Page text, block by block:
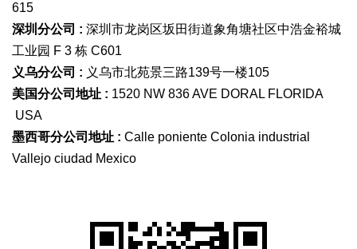
615
深圳分公司 : 深圳市龙岗区坂田街道象角塘社区中浩金裕城
工业园 F 3 栋 C601
义乌分公司 : 义乌市北苑景三路139号一楼105
美国分公司地址 : 1520 NW 836 AVE DORAL FLORIDA
USA
墨西哥分公司地址 : Calle poniente Colonia industrial
Vallejo ciudad Mexico